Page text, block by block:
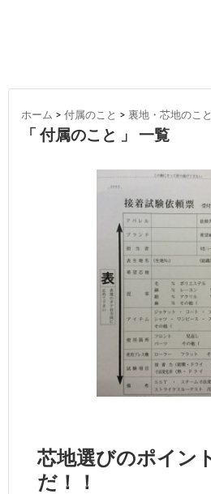
ホーム > 付属のこと > 裏地・芯地のこと
「 付属のこと 」 一覧
芯地選びのポイン
だ！！